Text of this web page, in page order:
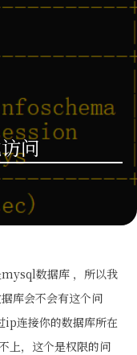
问
数据库 ，所以我
库会不会有这个问
ip连接你的数据库所在
上，这个是权限的问